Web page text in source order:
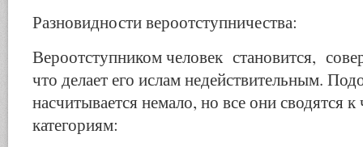
Разновидности вероотступничества:
Вероотступником человек становится,
что делает его ислам недействительным.
насчитывается немало, но все они сводятся
категориям: